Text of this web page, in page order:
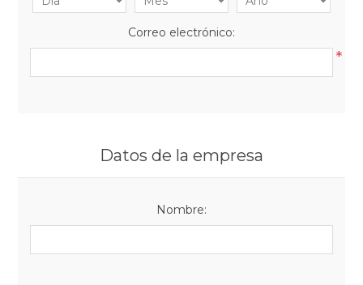
Correo electrónico:
*
Datos de la empresa
Nombre: